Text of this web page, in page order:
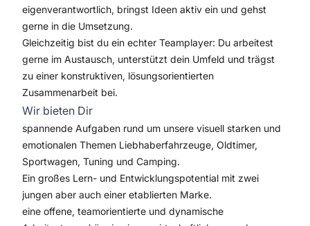
eigenverantwortlich, bringst Ideen aktiv ein und gehst
gerne in die Umsetzung.
Gleichzeitig bist du ein echter Teamplayer: Du arbeitest
gerne im Austausch, unterstützt dein Umfeld und trägst
zu einer konstruktiven, lösungsorientierten
Zusammenarbeit bei.
Wir bieten Dir
spannende Aufgaben rund um unsere visuell starken und
emotionalen Themen Liebhaberfahrzeuge, Oldtimer,
Sportwagen, Tuning und Camping.
Ein großes Lern- und Entwicklungspotential mit zwei
jungen aber auch einer etablierten Marke.
eine offene, teamorientierte und dynamische